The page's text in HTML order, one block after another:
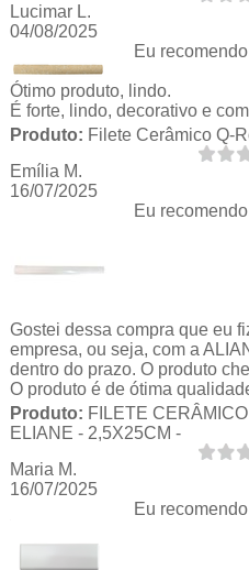
Lucimar L.
04/08/2025
Eu
Ótimo produto, lindo.
É forte, lindo, decorativo e
Produto: Filete Cerâmico Q-
Emília M.
16/07/2025
Eu
Gostei dessa compra que eu
empresa, ou seja, com a
dentro do prazo. O produto
O produto é de ótima
Produto: FILETE
ELIANE - 2,5X25CM -
Maria M.
16/07/2025
Eu